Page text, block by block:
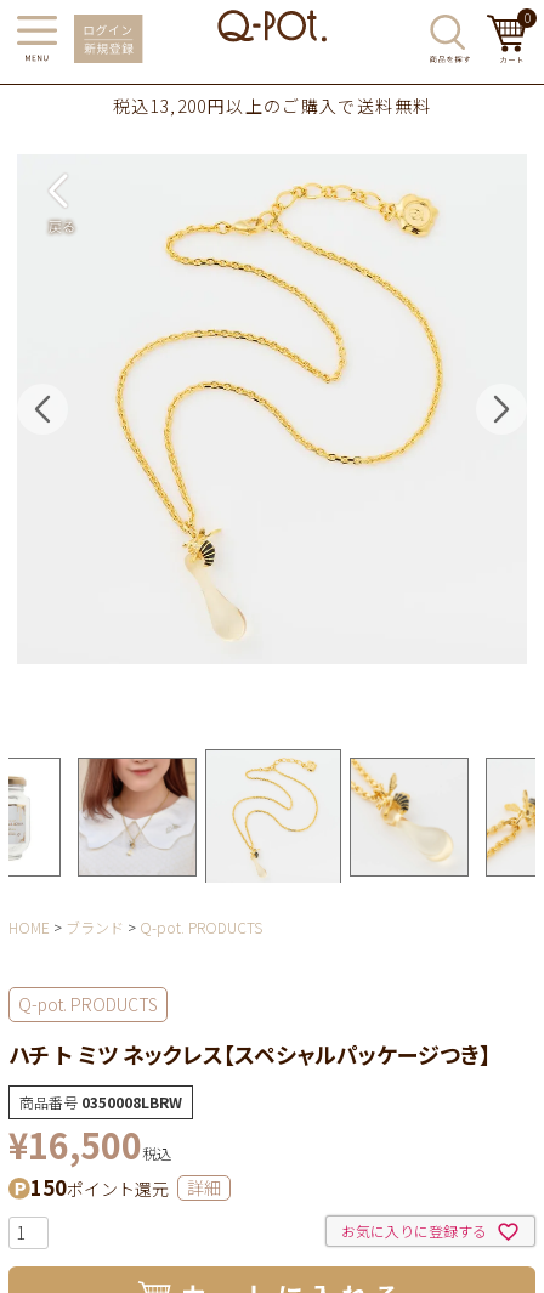
0
税込13,200円以上のご購入で送料無料
HOME ブランド Q-pot. PRODUCTS
Q-pot. PRODUCTS
ハチ ト ミツ ネックレス【スペシャルパッケージつき】
商品番号 0350008LBRW
¥16,500税込
150ポイント還元 詳細
お気に入りに登録する